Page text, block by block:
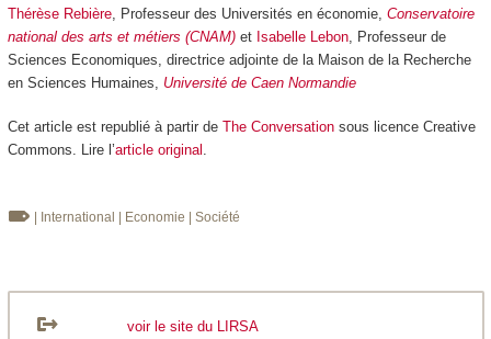
Thérèse Rebière, Professeur des Universités en économie, Conservatoire
national des arts et métiers (CNAM)et Isabelle Lebon, Professeur de
Sciences Economiques, directrice adjointe de la Maison de la Recherche
en Sciences Humaines, Université de Caen Normandie
Cet article est republié à partir de The Conversationsous licence Creative
Commons. Lire l’article original .
| International | Economie | Société
voir le site du LIRSA